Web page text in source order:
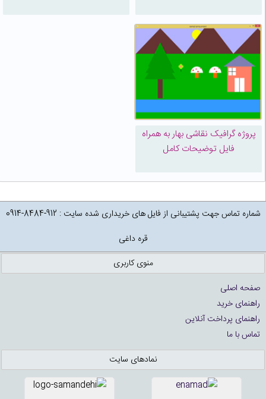
پروژه گرافیک نقاشی بهار به همراه
فایل توضیحات کامل
شماره تماس جهت پشتیبانی از فایل های خریداری شده سایت : 912-8484-0914
قره داغی
منوی کاربری
صفحه اصلی
راهنمای خرید
راهنمای پرداخت آنلاین
تماس با ما
نمادهای سایت